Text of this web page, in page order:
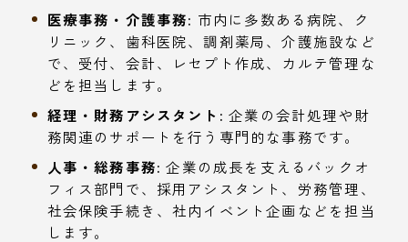
医療事務・介護事務: 市内に多数ある病院、ク
リニック、歯科医院、調剤薬局、介護施設など
で、受付、会計、レセプト作成、カルテ管理な
どを担当します。
経理・財務アシスタント: 企業の会計処理や財
務関連のサポートを行う専門的な事務です。
人事・総務事務: 企業の成長を支えるバックオ
フィス部門で、採用アシスタント、労務管理、
社会保険手続き、社内イベント企画などを担当
します。